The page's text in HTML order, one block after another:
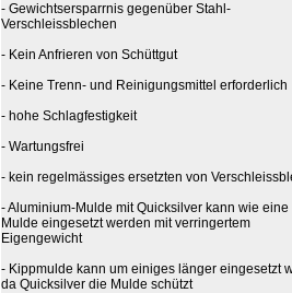
- Gewichtsersparrnis gegenüber Stahl-
Verschleissblechen
- Kein Anfrieren von Schüttgut
- Keine Trenn- und Reinigungsmittel erforderlich
- hohe Schlagfestigkeit
- Wartungsfrei
- kein regelmässiges ersetzten von
- Aluminium-Mulde mit Quicksilver kann wie eine
Mulde eingesetzt werden mit verringertem
Eigengewicht
- Kippmulde kann um einiges länger eingesetzt
da Quicksilver die Mulde schützt